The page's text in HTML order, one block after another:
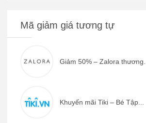
Mã giảm giá tương tự
Giảm 50% – Zalora thương...
Khuyến mãi Tiki – Bé Tập...